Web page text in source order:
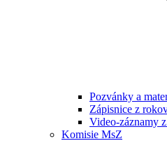
Pozvánky a
Zápisnice z
Video-záznamy
Komisie MsZ